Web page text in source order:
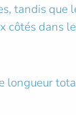
tandis que
côtés dans
longueur